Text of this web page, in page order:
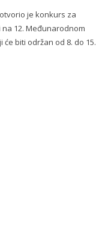
je konkurs za
12. Međunarodnom
biti održan od 8. do 15.